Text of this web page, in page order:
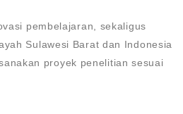
pembelajaran, sekaligus
Sulawesi Barat dan Indonesia
proyek penelitian sesuai